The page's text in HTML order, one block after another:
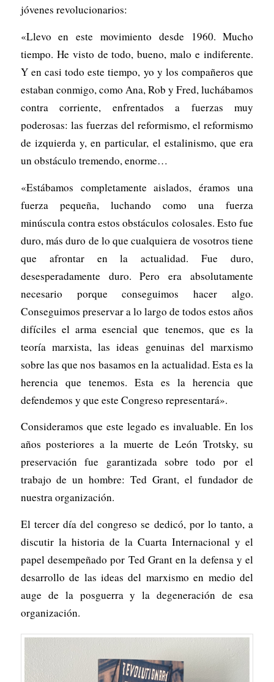
jóvenes revolucionarios:
«Llevo en este movimiento desde 1960. Mucho
tiempo. He visto de todo, bueno, malo e indiferente.
Y en casi todo este tiempo, yo y los compañeros que
estaban conmigo, como Ana, Rob y Fred, luchábamos
contra corriente, enfrentados a fuerzas muy
poderosas: las fuerzas del reformismo, el reformismo
de izquierda y, en particular, el estalinismo, que era
un obstáculo tremendo, enorme…
«Estábamos completamente aislados, éramos una
fuerza pequeña, luchando como una fuerza
minúscula contra estos obstáculos colosales. Esto fue
duro, más duro de lo que cualquiera de vosotros tiene
que afrontar en la actualidad. Fue duro,
desesperadamente duro. Pero era absolutamente
necesario porque conseguimos hacer algo.
Conseguimos preservar a lo largo de todos estos años
difíciles el arma esencial que tenemos, que es la
teoría marxista, las ideas genuinas del marxismo
sobre las que nos basamos en la actualidad. Esta es la
herencia que tenemos. Esta es la herencia que
defendemos y que este Congreso representará».
Consideramos que este legado es invaluable. En los
años posteriores a la muerte de León Trotsky, su
preservación fue garantizada sobre todo por el
trabajo de un hombre: Ted Grant, el fundador de
nuestra organización.
El tercer día del congreso se dedicó, por lo tanto, a
discutir la historia de la Cuarta Internacional y el
papel desempeñado por Ted Grant en la defensa y el
desarrollo de las ideas del marxismo en medio del
auge de la posguerra y la degeneración de esa
organización.